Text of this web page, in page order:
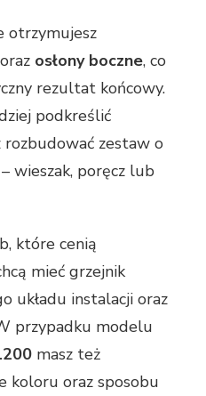
otrzymujesz
oraz osłony boczne, co
rezultat końcowy.
podkreślić
rozbudować zestaw o
wieszak, poręcz lub
które cenią
mieć grzejnik
układu instalacji oraz
przypadku modelu
masz też
koloru oraz sposobu